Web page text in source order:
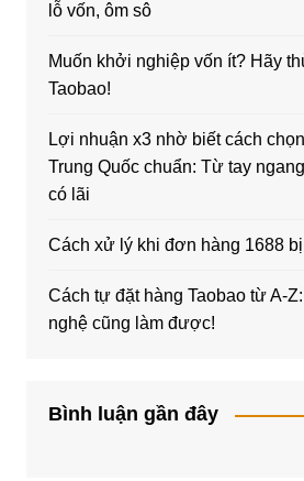
lỗ vốn, ôm sô
Muốn khởi nghiệp vốn ít? Hãy
Taobao!
Lợi nhuận x3 nhờ biết cách
Trung Quốc chuẩn: Từ tay
có lãi
Cách xử lý khi đơn hàng 1688
Cách tự đặt hàng Taobao từ A-
nghệ cũng làm được!
Bình luận gần đây